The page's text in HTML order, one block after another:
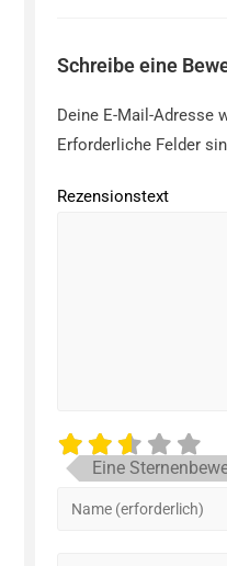
Schreibe eine
Deine E-Mail-Adresse
Erforderliche Felder
Rezensionstext
Eine